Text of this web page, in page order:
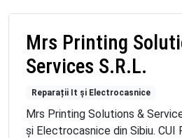
Mrs Printing
Services S.R.L.
Reparații It și Electrocasnice
Mrs Printing Solutions &
și Electrocasnice din Sibiu. CUI